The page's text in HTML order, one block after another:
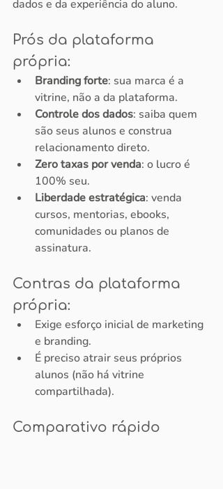
dados e da experiência do aluno.
Prós da plataforma
própria:
Branding forte: sua marca é a
vitrine, não a da plataforma.
Controle dos dados: saiba quem
são seus alunos e construa
relacionamento direto.
Zero taxas por venda: o lucro é
100% seu.
Liberdade estratégica: venda
cursos, mentorias, ebooks,
comunidades ou planos de
assinatura.
Contras da plataforma
própria:
Exige esforço inicial de marketing
e branding.
É preciso atrair seus próprios
alunos (não há vitrine
compartilhada).
Comparativo rápido